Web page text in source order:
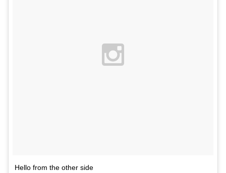
Hello from the other side